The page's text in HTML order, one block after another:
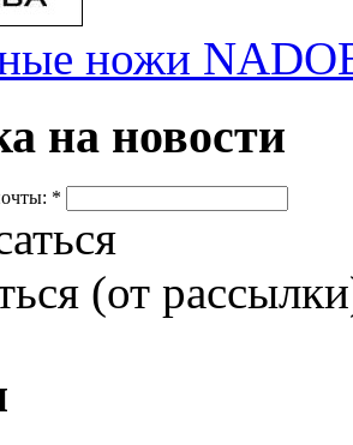
ножи
на новости
*
(от